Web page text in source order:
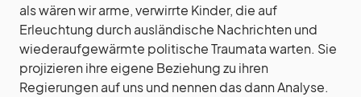
als wären wir arme, verwirrte Kinder, die auf
Erleuchtung durch ausländische Nachrichten und
wiederaufgewärmte politische Traumata warten. Sie
projizieren ihre eigene Beziehung zu ihren
Regierungen auf uns und nennen das dann Analyse.